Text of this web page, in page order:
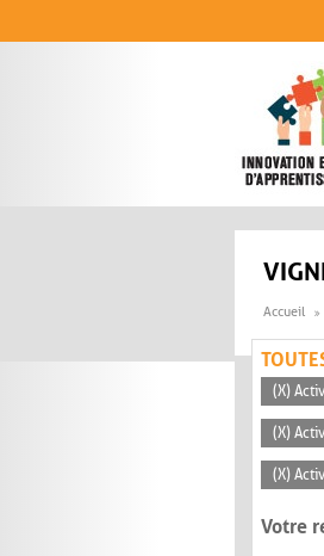
Accueil
(X)
(X)
(X)
Votre